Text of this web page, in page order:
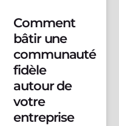
Comment
bâtir une
communauté
fidèle
autour de
votre
entreprise